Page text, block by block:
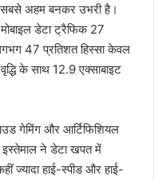
अहम बनकर उभरी है।
डेटा ट्रैफिक 27
47 प्रतिशत हिस्सा केवल
के साथ 12.9 एक्साबाइट
गेमिंग और आर्टिफिशियल
ने डेटा खपत में
ज्यादा हाई-स्पीड और हाई-